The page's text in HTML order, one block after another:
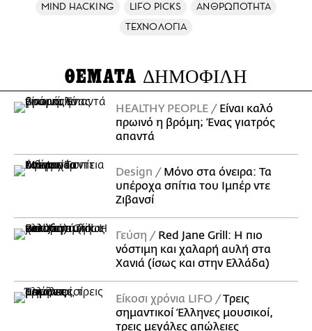
MIND HACKING
LIFO PICKS
ΑΝΘΡΩΠΟΤΗΤΑ
ΤΕΧΝΟΛΟΓΙΑ
ΘΕΜΑΤΑ ΔΗΜΟΦΙΛΗ
HEALTHY PEOPLE
Είναι καλό
πρωινό η βρόμη; Ένας γιατρός
απαντά
Design
Μόνο στα όνειρα: Τα
υπέροχα σπίτια του Ιμπέρ ντε
Ζιβανσί
Γεύση
Red Jane Grill: Η πιο
νόστιμη και χαλαρή αυλή στα
Χανιά (ίσως και στην Ελλάδα)
Είκοσι χρόνια LIFO
Tρεις
σημαντικοί Έλληνες μουσικοί,
τρεις μεγάλες απώλειες